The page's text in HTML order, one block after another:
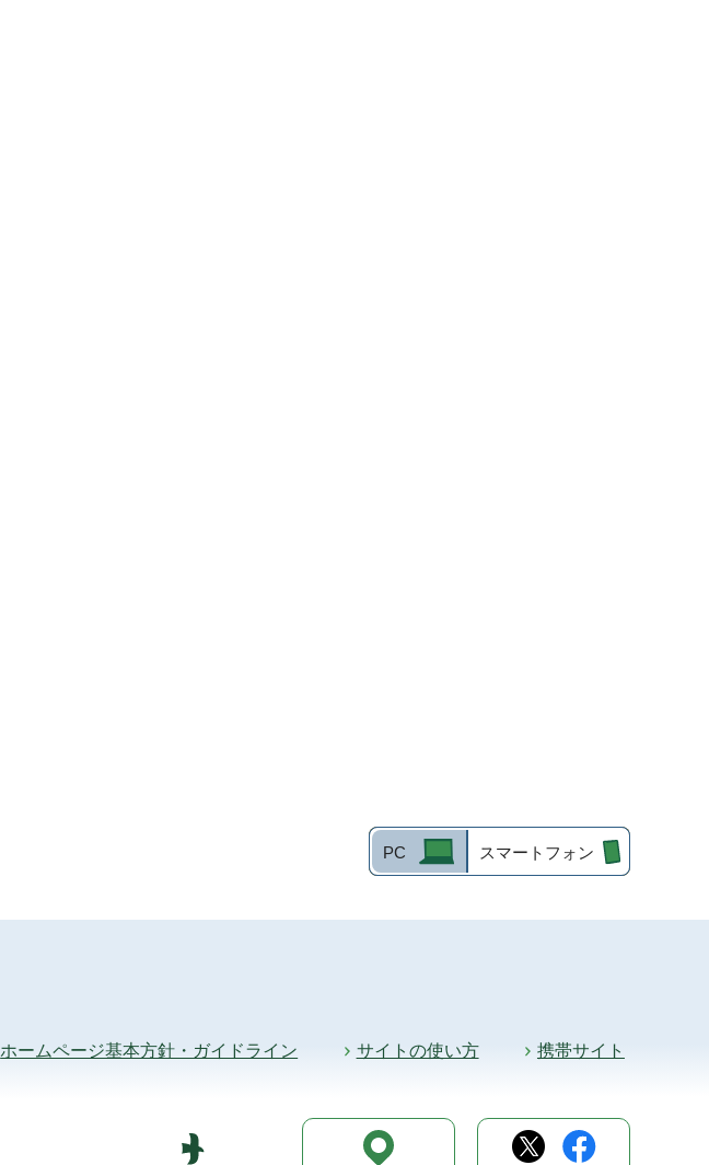
PC スマートフォン
ホームページ基本方針・ガイドライン サイトの使い方 携帯サイト